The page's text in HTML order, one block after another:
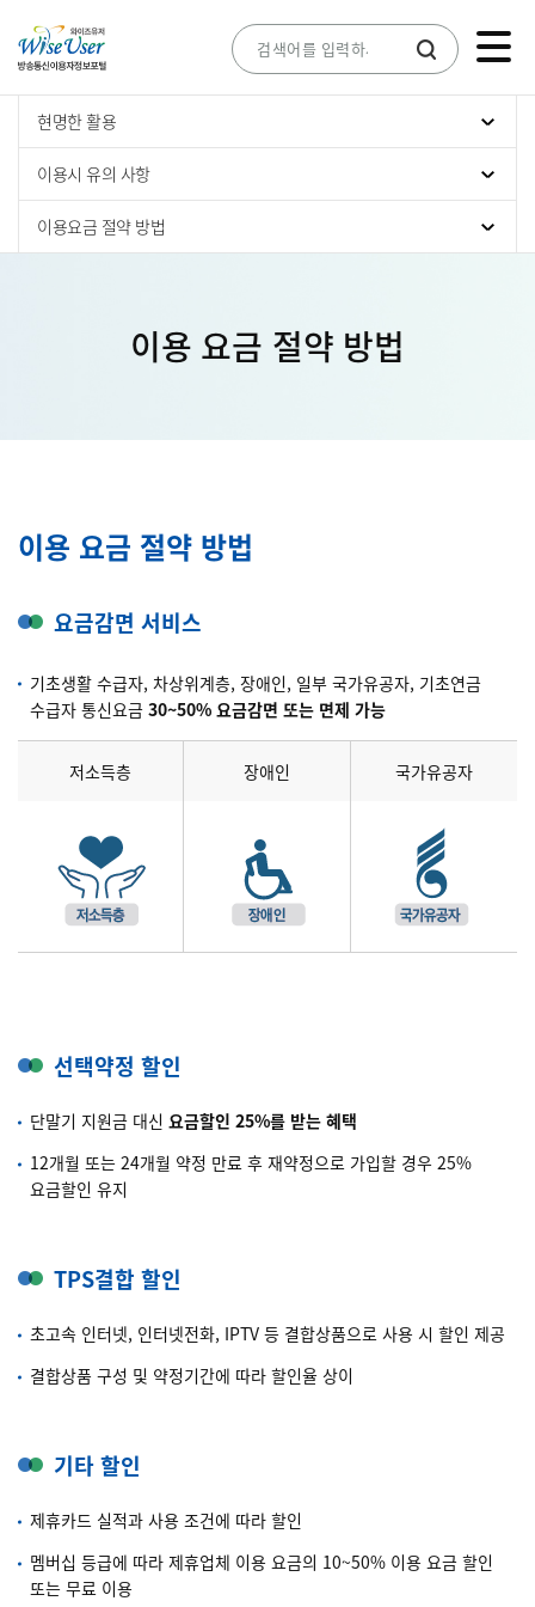
현명한 활용
이용시 유의 사항
이용요금 절약 방법
이용 요금 절약 방법
이용 요금 절약 방법
요금감면 서비스
기초생활 수급자, 차상위계층, 장애인, 일부 국가유공자, 기초연금
수급자 통신요금 30~50% 요금감면 또는 면제 가능
저소득층 장애인 국가유공자
선택약정 할인
단말기 지원금 대신 요금할인 25%를 받는 혜택
12개월 또는 24개월 약정 만료 후 재약정으로 가입할 경우 25%
요금할인 유지
TPS결합 할인
초고속 인터넷, 인터넷전화, IPTV 등 결합상품으로 사용 시 할인 제공
결합상품 구성 및 약정기간에 따라 할인율 상이
기타 할인
제휴카드 실적과 사용 조건에 따라 할인
멤버십 등급에 따라 제휴업체 이용 요금의 10~50% 이용 요금 할인
또는 무료 이용